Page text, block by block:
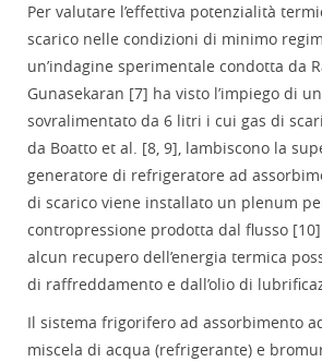
Per valutare l’effettiva potenzialità
scarico nelle condizioni di minimo
un’indagine sperimentale condotta da
Gunasekaran [7] ha visto l’impiego di
sovralimentato da 6 litri i cui gas di
da Boatto et al. [8, 9], lambiscono la
generatore di refrigeratore ad
di scarico viene installato un plenum
contropressione prodotta dal flusso
alcun recupero dell’energia termica
di raffreddamento e dall’olio di
Il sistema frigorifero ad assorbimento
miscela di acqua (refrigerante) e